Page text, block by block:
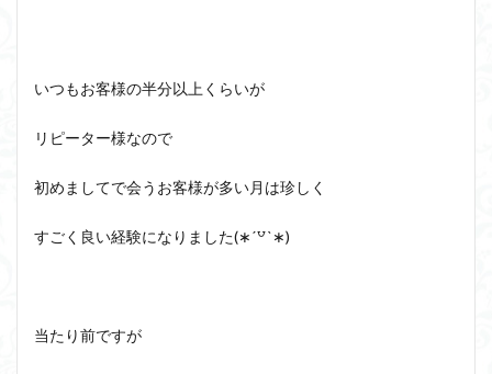
いつもお客様の半分以上くらいが
リピーター様なので
初めましてで会うお客様が多い月は珍しく
すごく良い経験になりました(∗ˊ꒵ˋ∗)
当たり前ですが